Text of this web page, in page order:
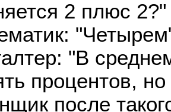
2 плюс 2?"
"В
процентов,
после